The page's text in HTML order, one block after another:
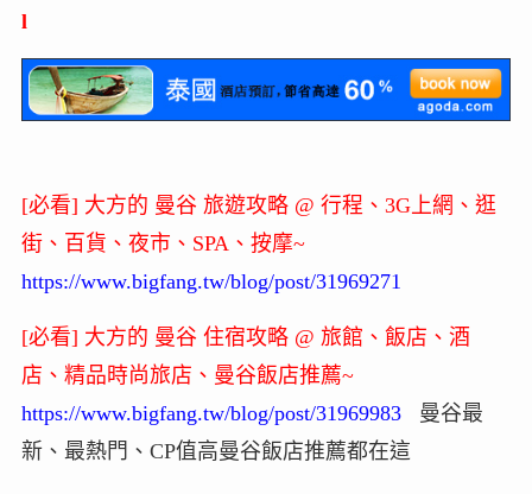
l
[必看] 大方的 曼谷 旅遊攻略 @ 行程、3G上網、逛
街、百貨、夜市、SPA、按摩~
https://www.bigfang.tw/blog/post/31969271
[必看] 大方的 曼谷 住宿攻略 @ 旅館、飯店、酒
店、精品時尚旅店、曼谷飯店推薦~
https://www.bigfang.tw/blog/post/31969983曼谷最
新、最熱門、CP值高曼谷飯店推薦都在這